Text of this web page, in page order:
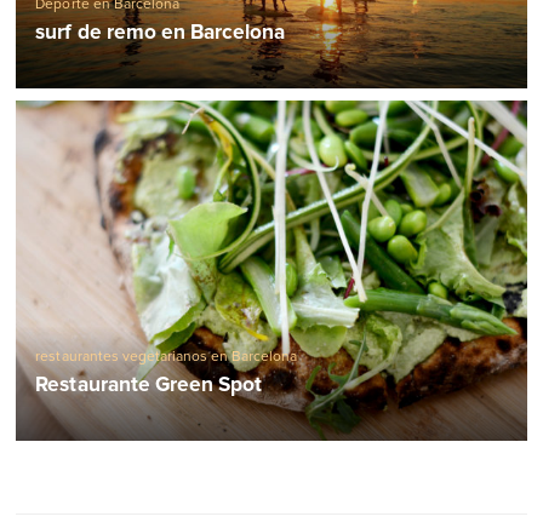
Deporte en Barcelona
surf de remo en Barcelona
restaurantes vegetarianos en Barcelona
Restaurante Green Spot